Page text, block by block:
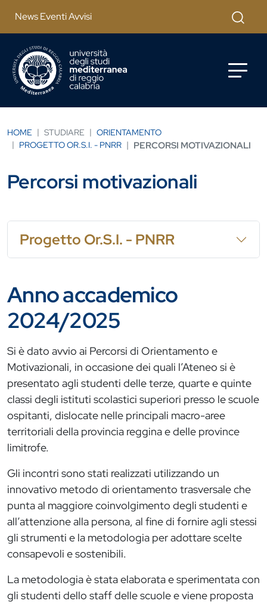
News Eventi Avvisi Cerca
HOME STUDIARE
ORIENTAMENTO
PROGETTO OR.S.I. - PNRR
PERCORSI MOTIVAZIONALI
Percorsi motivazionali
Progetto Or.S.I. - PNRR
Anno accademico
2024/2025
Si è dato avvio ai Percorsi di Orientamento e
Motivazionali, in occasione dei quali l’Ateneo si è
presentato agli studenti delle terze, quarte e quinte
classi degli istituti scolastici superiori presso le scuole
ospitanti, dislocate nelle principali macro-aree
territoriali della provincia reggina e delle province
limitrofe.
Gli incontri sono stati realizzati utilizzando un
innovativo metodo di orientamento trasversale che
punta al maggiore coinvolgimento degli studenti e
all’attenzione alla persona, al fine di fornire agli stessi
gli strumenti e la metodologia per adottare scelte
consapevoli e sostenibili.
La metodologia è stata elaborata e sperimentata con
gli studenti dello staff delle scuole e viene proposta